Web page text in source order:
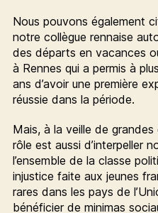
Nous pouvons également
notre collègue rennaise
des départs en vacances
à Rennes qui a permis à
ans d’avoir une première
réussie dans la période.
Mais, à la veille de
rôle est aussi d’interpeller
l’ensemble de la classe
injustice faite aux jeunes
rares dans les pays de
bénéficier de minimas